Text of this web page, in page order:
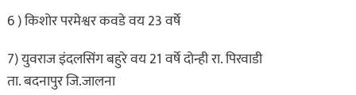
6 ) किशोर परमेश्वर कवडे वय 23 वर्षे
7) युवराज इंदलसिंग बहुरे वय 21 वर्षे दोन्ही रा. पिरवाडी
ता. बदनापुर जि.जालना